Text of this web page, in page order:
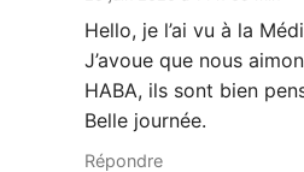
Hello, je l’ai vu à la
J’avoue que nous
HABA, ils sont bien
Belle journée.
Répondre